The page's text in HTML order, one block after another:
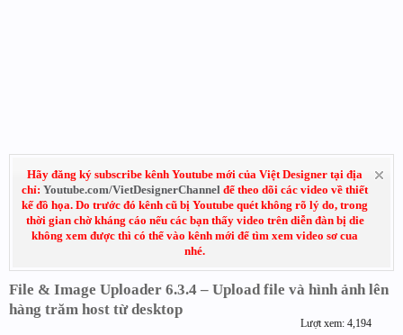
Hãy đăng ký subscribe kênh Youtube mới của Việt Designer tại địa
chỉ: Youtube.com/VietDesignerChannel để theo dõi các video về thiết
kế đồ họa. Do trước đó kênh cũ bị Youtube quét không rõ lý do, trong
thời gian chờ kháng cáo nếu các bạn thấy video trên diễn đàn bị die
không xem được thì có thể vào kênh mới để tìm xem video sơ cua
nhé.
File & Image Uploader 6.3.4 – Upload file và hình ảnh lên
hàng trăm host từ desktop
Lượt xem: 4,194